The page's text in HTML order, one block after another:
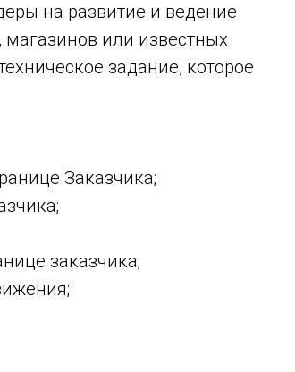
на развитие и ведение
или известных
задание, которое
Заказчика;
заказчика;